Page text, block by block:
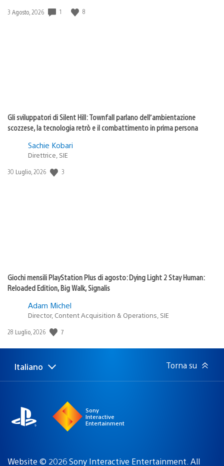
Data
3 Agosto, 2026 1 8
Gli sviluppatori di Silent Hill: Townfall parlano dell’ambientazione
scozzese, la tecnologia retrò e il combattimento in prima persona
Sachie Kobari
Direttrice, SIE
Data
30 Luglio, 2026 3
Giochi mensili PlayStation Plus di agosto: Dying Light 2 Stay Human:
Reloaded Edition, Big Walk, Signalis
Adam Michel
Director, Content Acquisition & Operations, SIE
Data
pubblicazione:
28 Luglio, 2026 7
Seleziona
una
Regione
attuale:
Italiano Torna su
Sony
Interactive
Entertainment
Website © 2026 Sony Interactive Entertainment. All